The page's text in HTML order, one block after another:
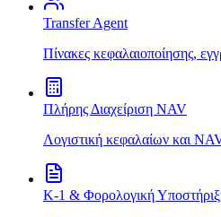
Transfer Agent
Πίνακες κεφαλαιοποίησης,
Πλήρης Διαχείριση NAV
Λογιστική κεφαλαίων και
K-1 & Φορολογική